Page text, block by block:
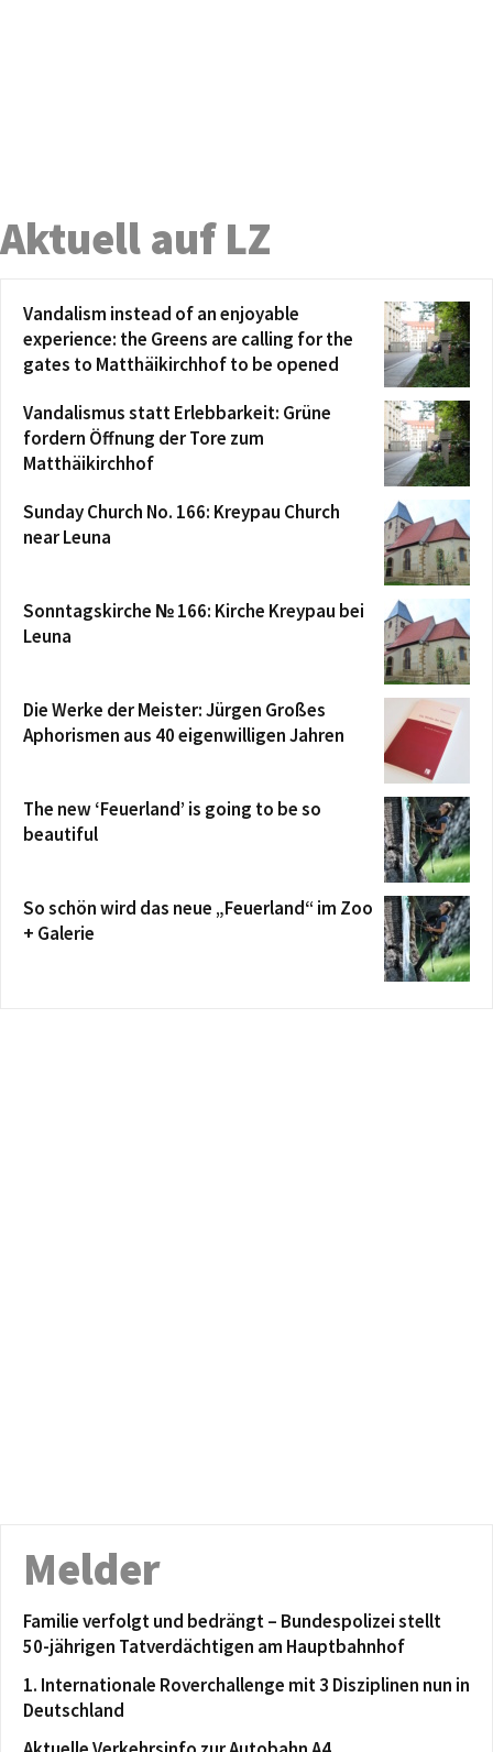
Aktuell auf LZ
Vandalism instead of an enjoyable
experience: the Greens are calling for the
gates to Matthäikirchhof to be opened
Vandalismus statt Erlebbarkeit: Grüne
fordern Öffnung der Tore zum
Matthäikirchhof
Sunday Church No. 166: Kreypau Church
near Leuna
Sonntagskirche № 166: Kirche Kreypau bei
Leuna
Die Werke der Meister: Jürgen Großes
Aphorismen aus 40 eigenwilligen Jahren
The new ‘Feuerland’ is going to be so
beautiful
So schön wird das neue „Feuerland“ im Zoo
+ Galerie
Melder
Familie verfolgt und bedrängt – Bundespolizei stellt
50-jährigen Tatverdächtigen am Hauptbahnhof
1. Internationale Roverchallenge mit 3 Disziplinen nun in
Deutschland